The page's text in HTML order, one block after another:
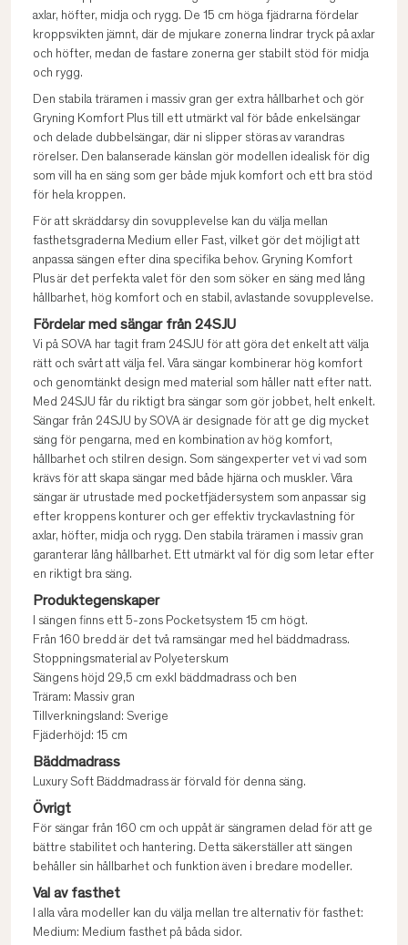
axlar, höfter, midja och rygg. De 15 cm höga fjädrarna fördelar
kroppsvikten jämnt, där de mjukare zonerna lindrar tryck på axlar
och höfter, medan de fastare zonerna ger stabilt stöd för midja
och rygg.
Den stabila träramen i massiv gran ger extra hållbarhet och gör
Gryning Komfort Plus till ett utmärkt val för både enkelsängar
och delade dubbelsängar, där ni slipper störas av varandras
rörelser. Den balanserade känslan gör modellen idealisk för dig
som vill ha en säng som ger både mjuk komfort och ett bra stöd
för hela kroppen.
För att skräddarsy din sovupplevelse kan du välja mellan
fasthetsgraderna Medium eller Fast, vilket gör det möjligt att
anpassa sängen efter dina specifika behov. Gryning Komfort
Plus är det perfekta valet för den som söker en säng med lång
hållbarhet, hög komfort och en stabil, avlastande sovupplevelse.
Fördelar med sängar från 24SJU
Vi på SOVA har tagit fram 24SJU för att göra det enkelt att välja
rätt och svårt att välja fel. Våra sängar kombinerar hög komfort
och genomtänkt design med material som håller natt efter natt.
Med 24SJU får du riktigt bra sängar som gör jobbet, helt enkelt.
Sängar från 24SJU by SOVA är designade för att ge dig mycket
säng för pengarna, med en kombination av hög komfort,
hållbarhet och stilren design. Som sängexperter vet vi vad som
krävs för att skapa sängar med både hjärna och muskler. Våra
sängar är utrustade med pocketfjädersystem som anpassar sig
efter kroppens konturer och ger effektiv tryckavlastning för
axlar, höfter, midja och rygg. Den stabila träramen i massiv gran
garanterar lång hållbarhet. Ett utmärkt val för dig som letar efter
en riktigt bra säng.
Produktegenskaper
I sängen finns ett 5-zons Pocketsystem 15 cm högt.
Från 160 bredd är det två ramsängar med hel bäddmadrass.
Stoppningsmaterial av Polyeterskum
Sängens höjd 29,5 cm exkl bäddmadrass och ben
Träram: Massiv gran
Tillverkningsland: Sverige
Fjäderhöjd: 15 cm
Bäddmadrass
Luxury Soft Bäddmadrass är förvald för denna säng.
Övrigt
För sängar från 160 cm och uppåt är sängramen delad för att ge
bättre stabilitet och hantering. Detta säkerställer att sängen
behåller sin hållbarhet och funktion även i bredare modeller.
Val av fasthet
I alla våra modeller kan du välja mellan tre alternativ för fasthet:
Medium: Medium fasthet på båda sidor.